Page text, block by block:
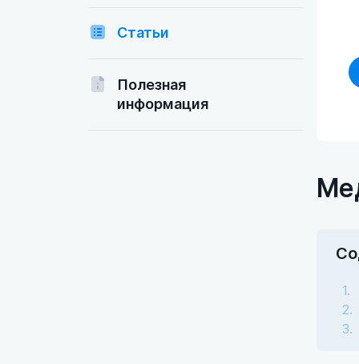
Статьи
Полезная
информация